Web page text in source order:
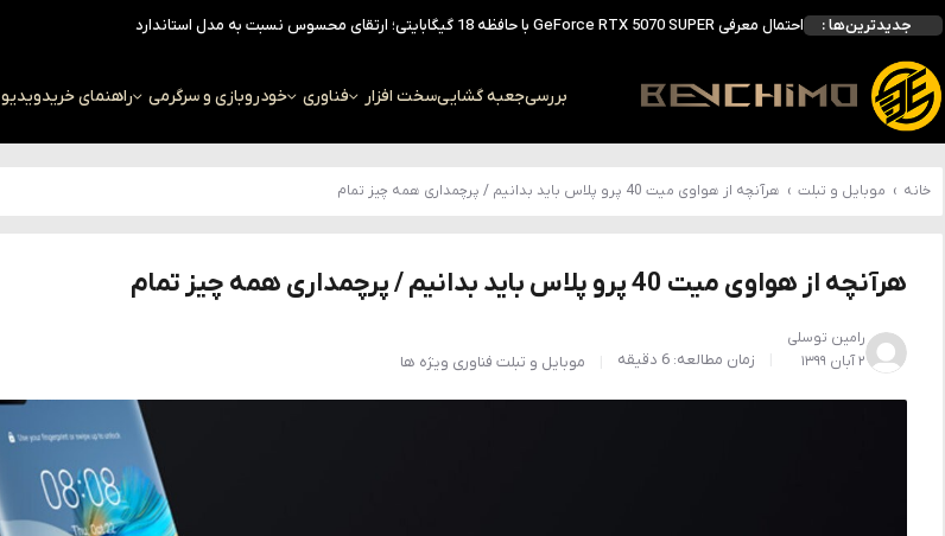
جدیدترین‌ها :
انویدیا DLSS 5 را با سه مدل هوش مصنوعی معرفی کرد؛ انتقادهای اولیه نتیجه داد
بررسی کیس GAMDIAS NESO P1 Pro؛ فول‌تاوری مهندسی‌شده برای سیستم‌های رده‌بالا
بررسیجعبه گشاییسخت افزار فناوری خودروبازی و سرگرمی راهنمای خریدویدیو
خانه › موبایل و تبلت › هرآنچه از هواوی میت 40 پرو پلاس باید بدانیم / پرچمداری همه چیز تمام
هرآنچه از هواوی میت 40 پرو پلاس باید بدانیم / پرچمداری همه چیز تمام
رامین توسلی
۲ آبان ۱۳۹۹
زمان مطالعه: 6 دقیقه موبایل و تبلت فناوری ویژه ها